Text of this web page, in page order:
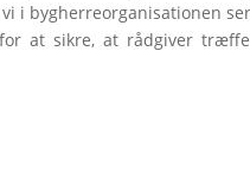
i bygherreorganisationen
at sikre, at rådgiver